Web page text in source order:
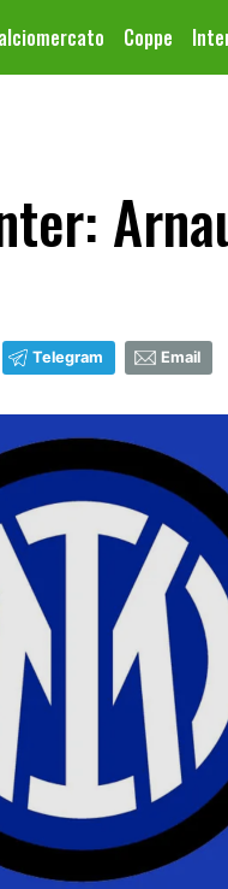
Coppe
Telegram Email